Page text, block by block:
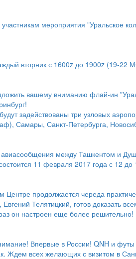
мероприятия "Уральское
вторник с 1600z до 1900z (19-
вашему вниманию флай-ин
задействованы три узловых
Самары, Санкт-Петербурга,
авиасообщения между Ташкентом и
11 февраля 2017 года с 12 до
Центре продолжается череда
Телятицкий, готов доказать
он настроен еще более решительно!
Впервые в России! QNH и
Ждем всех желающих с визитом в